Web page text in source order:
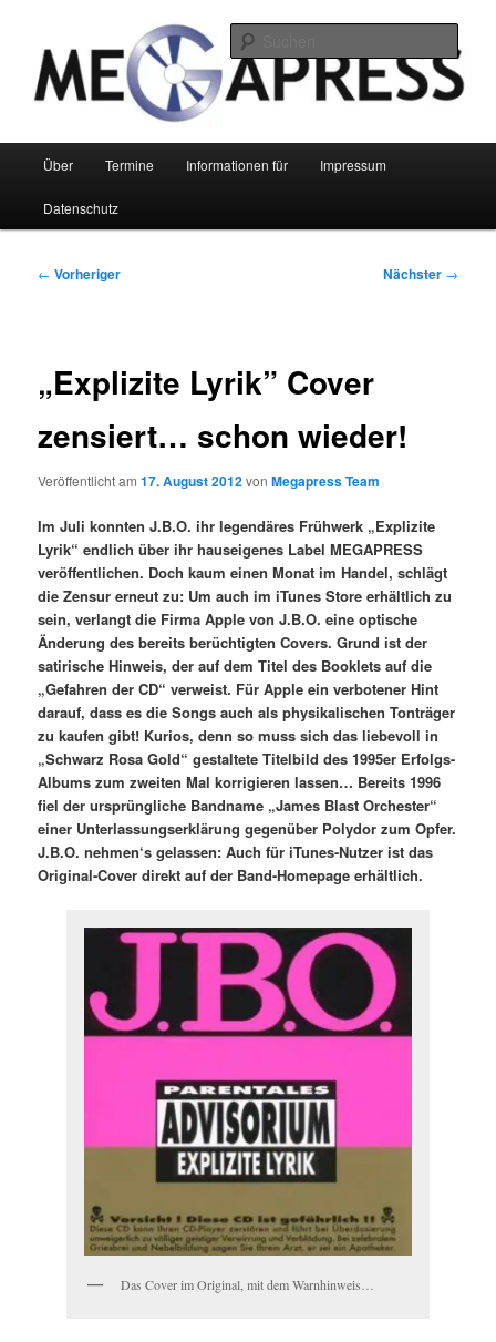
springenMegapress GbR
Hauptmenü
Über Termine Informationen für Impressum
Datenschutz
Beitragsnavigation
← Vorheriger Nächster →
„Explizite Lyrik” Cover
zensiert… schon wieder!
Veröffentlicht am17. August 2012vonMegapress Team
Im Juli konnten J.B.O. ihr legendäres Frühwerk „Explizite
Lyrik“ endlich über ihr hauseigenes Label MEGAPRESS
veröffentlichen. Doch kaum einen Monat im Handel, schlägt
die Zensur erneut zu: Um auch im iTunes Store erhältlich zu
sein, verlangt die Firma Apple von J.B.O. eine optische
Änderung des bereits berüchtigten Covers. Grund ist der
satirische Hinweis, der auf dem Titel des Booklets auf die
„Gefahren der CD“ verweist. Für Apple ein verbotener Hint
darauf, dass es die Songs auch als physikalischen Tonträger
zu kaufen gibt! Kurios, denn so muss sich das liebevoll in
„Schwarz Rosa Gold“ gestaltete Titelbild des 1995er Erfolgs-
Albums zum zweiten Mal korrigieren lassen… Bereits 1996
fiel der ursprüngliche Bandname „James Blast Orchester“
einer Unterlassungserklärung gegenüber Polydor zum Opfer.
J.B.O. nehmen‘s gelassen: Auch für iTunes-Nutzer ist das
Original-Cover direkt auf der Band-Homepage erhältlich.
Das Cover im Original, mit dem Warnhinweis…